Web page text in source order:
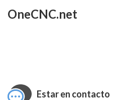
OneCNC.net
Estar en contacto